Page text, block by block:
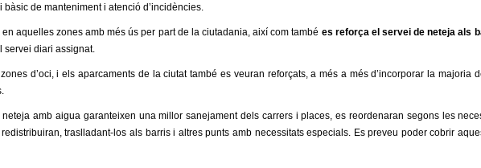
de manteniment i atenció d’incidències.
aquelles zones amb més ús per part de la ciutadania, així com també es reforça el servei de neteja als
servei diari assignat.
d’oci, i els aparcaments de la ciutat també es veuran reforçats, a més a més d’incorporar la
neteja amb aigua garanteixen una millorsanejamentdels carrers i places, es reordenaran segons les
redistribuiran, traslladant-los als barris i altres punts amb necessitats especials. Es preveu poder cobrir